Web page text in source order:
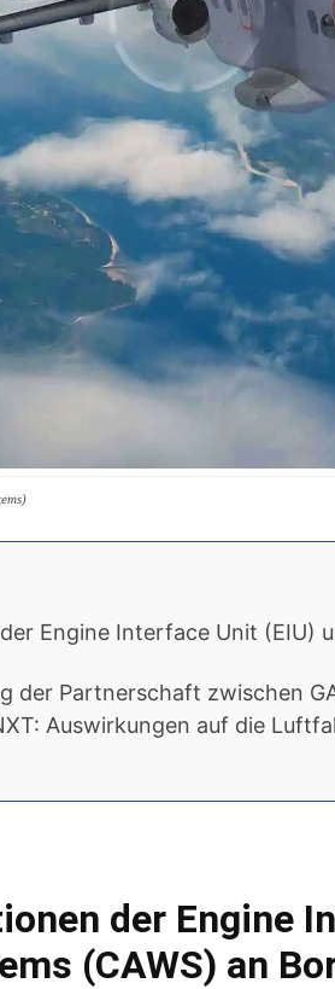
Engine Interface Unit (EIU)
der Partnerschaft zwischen
Auswirkungen auf die
der Engine
(CAWS) an